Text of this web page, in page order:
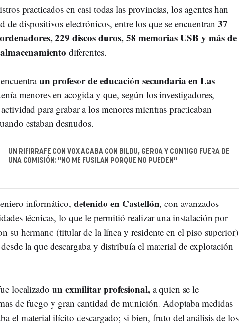
practicados en casi todas las provincias, los agentes han
de dispositivos electrónicos, entre los que se encuentran 37
229 discos duros, 58 memorias USB y más de
diferentes.
un profesor de educación secundaria en Las
menores en acogida y que, según los investigadores,
para grabar a los menores mientras practicaban
estaban desnudos.
UN RIFIRRAFE CON VOX ACABA CON BILDU, GEROA Y CONTIGO FUERA DE
UNA COMISIÓN: "NO ME FUSILAN PORQUE NO PUEDEN"
informático, detenido en Castellón, con avanzados
técnicas, lo que le permitió realizar una instalación por
su hermano (titular de la línea y residente en el piso superior)
la que descargaba y distribuía el material de explotación
localizado un exmilitar profesional,a quien se le
de fuego y gran cantidad de munición. Adoptaba medidas
el material ilícito descargado; si bien, fruto del análisis de los